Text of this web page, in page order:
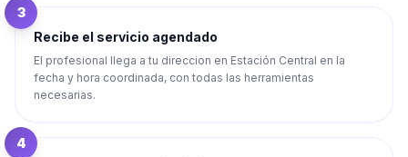
3
Recibe el servicio agendado
El profesional llega a tu direccion en Estación Central en la
fecha y hora coordinada, con todas las herramientas
necesarias.
4